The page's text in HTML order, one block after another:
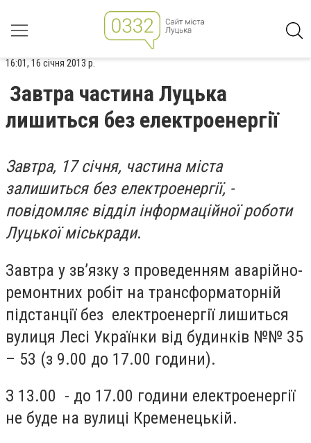
16:01, 16 січня 2013 р.
Завтра частина Луцька
лишиться без електроенергії
Завтра, 17 січня, частина міста
залишиться без електроенергії, -
повідомляє відділ інформаційної роботи
Луцької міськради.
Завтра у зв’язку з проведенням аварійно-
ремонтних робіт на трансформаторній
підстанції без електроенергії лишиться
вулиця Лесі Українки від будинків №№ 35
– 53 (з 9.00 до 17.00 години).
З 13.00 - до 17.00 години електроенергії
не буде на вулиці Кременецькій.